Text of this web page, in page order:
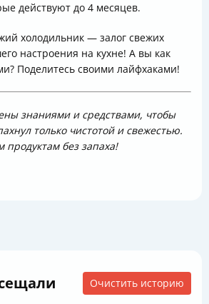
действуют до 4 месяцев.
холодильник — залог свежих
настроения на кухне! А вы как
Поделитесь своими лайфхаками!
знаниями и средствами, чтобы
только чистотой и свежестью.
без запаха!
Очистить историю